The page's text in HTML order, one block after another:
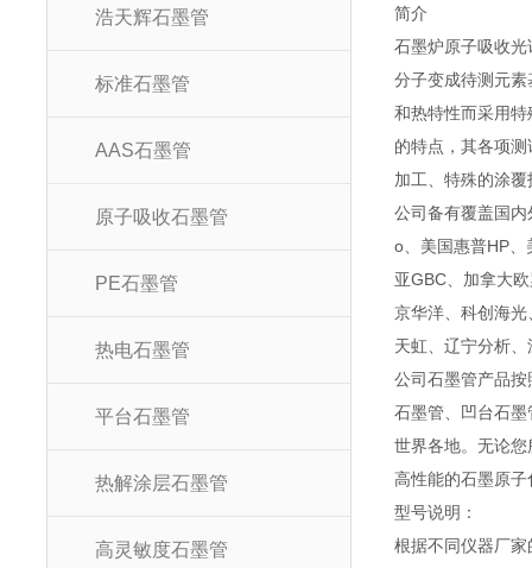
浩天辉石墨管
标准石墨管
AAS石墨管
原子吸收石墨管
PE石墨管
热电石墨管
平台石墨管
热解涂层石墨管
高灵敏度石墨管
简
石墨炉原子吸收
分子变成待测元
和热特性而采用
的特点，其各项
加工、特殊的涂
公司备有覆盖国
o、美国惠普HP
亚GBC、加拿大
京华洋、科创海
天虹、辽宁分析
公司石墨管产品
石墨管、凹台石
世界各地。无论
高性能的石墨原
型号说
根据不同仪器厂